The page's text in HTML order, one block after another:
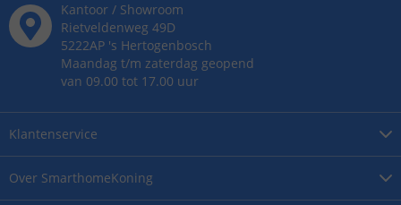
Over SmarthomeKoning
Klantenservice
Kantoor / Showroom
Rietveldenweg 49D
5222AP 's Hertogenbosch
Maandag t/m zaterdag geopend
van 09.00 tot 17.00 uur